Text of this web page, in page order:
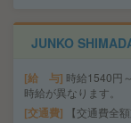
JUNKO
給 与 時給1540円
時給が異なります。
交通費 【交通費全額